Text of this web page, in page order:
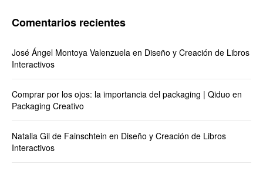
Comentarios recientes
José Ángel Montoya Valenzuela en Diseño y Creación de Libros
Interactivos
Comprar por los ojos: la importancia del packaging | Qiduo en
Packaging Creativo
Natalia Gil de Fainschtein en Diseño y Creación de Libros
Interactivos